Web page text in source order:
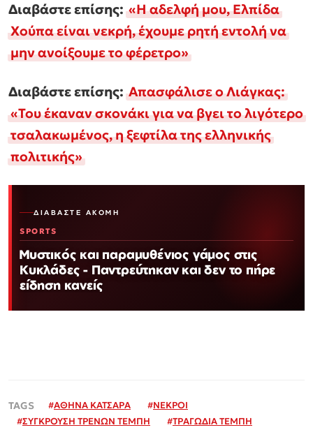
Διαβάστε επίσης:«Η αδελφή μου, Ελπίδα
Χούπα είναι νεκρή, έχουμε ρητή εντολή να
μην ανοίξουμε το φέρετρο»
Διαβάστε επίσης:Απασφάλισε ο Λιάγκας:
«Του έκαναν σκονάκι για να βγει το λιγότερο
τσαλακωμένος, η ξεφτίλα της ελληνικής
πολιτικής»
ΔΙΑΒΆΣΤΕ ΑΚΌΜΗ
SPORTS
Μυστικός και παραμυθένιος γάμος στις
Κυκλάδες - Παντρεύτηκαν και δεν το πήρε
είδηση κανείς
#ΑΘΗΝΑ ΚΑΤΣΑΡΑ #ΝΕΚΡΟΙ
#ΣΥΓΚΡΟΥΣΗ ΤΡΕΝΩΝ ΤΕΜΠΗ #ΤΡΑΓΩΔΙΑ ΤΕΜΠΗ